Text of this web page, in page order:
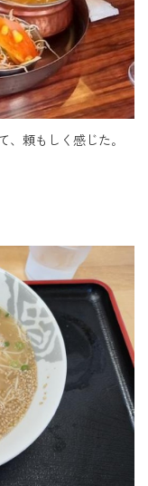
、頼もしく感じた｡